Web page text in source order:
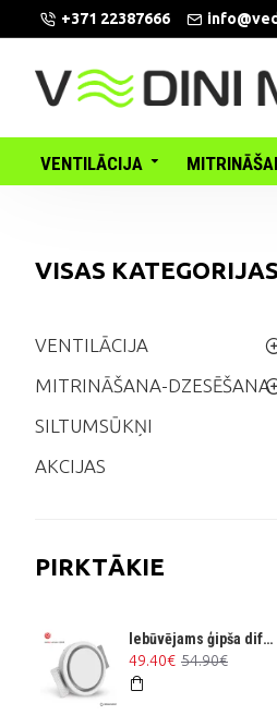
+371 22387666
VENTILĀCIJA
VISAS KATEGORIJAS
VENTILĀCIJA
MITRINĀŠANA-DZESĒŠANA
SILTUMSŪKŅI
AKCIJAS
PIRKTĀKIE
Iebūvējams ģipša difuzors RONDO Ø125 mm
49.40€ 54.90€